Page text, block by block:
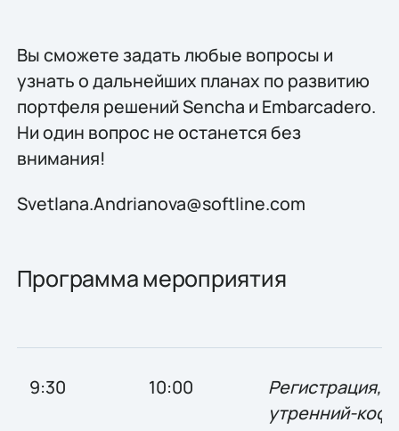
Вы сможете задать любые вопросы и
узнать о дальнейших планах по развитию
портфеля решений Sencha и Embarcadero.
Ни один вопрос не останется без
внимания!
Svetlana.Andrianova@softline.com
Программа мероприятия
9:30 10:00
Регистрация,
утренний-кофе